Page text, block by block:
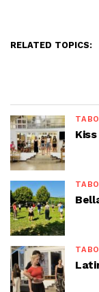
RELATED TOPICS: